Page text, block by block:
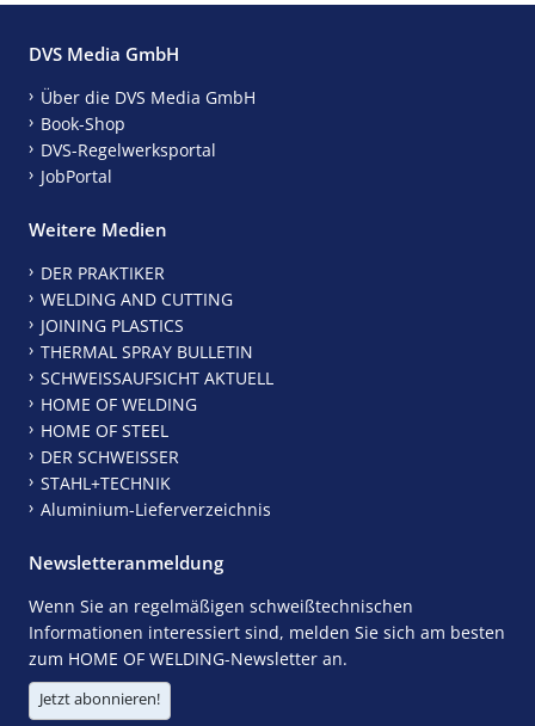
DVS Media GmbH
Über die DVS Media GmbH
Book-Shop
DVS-Regelwerksportal
JobPortal
Weitere Medien
DER PRAKTIKER
WELDING AND CUTTING
JOINING PLASTICS
THERMAL SPRAY BULLETIN
SCHWEISSAUFSICHT AKTUELL
HOME OF WELDING
HOME OF STEEL
DER SCHWEISSER
STAHL+TECHNIK
Aluminium-Lieferverzeichnis
Newsletteranmeldung
Wenn Sie an regelmäßigen schweißtechnischen
Informationen interessiert sind, melden Sie sich am besten
zum HOME OF WELDING-Newsletter an.
Jetzt abonnieren!